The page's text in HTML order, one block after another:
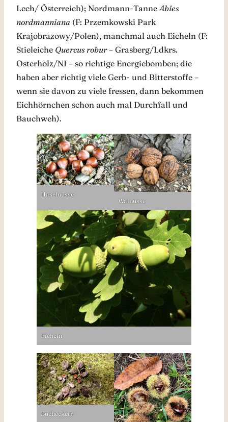
Lech/ Österreich); Nordmann-TanneAbies
nordmanniana (F: Przemkowski Park
Krajobrazowy/Polen), manchmal auch Eicheln (F:
Stieleiche Quercus robur– Grasberg/Ldkrs.
Osterholz/NI – so richtige Energiebomben; die
haben aber richtig viele Gerb- und Bitterstoffe –
wenn sie davon zu viele fressen, dann bekommen
Eichhörnchen schon auch mal Durchfall und
Bauchweh).
Haselnüsse
Walnüsse
Eicheln
Bucheckern